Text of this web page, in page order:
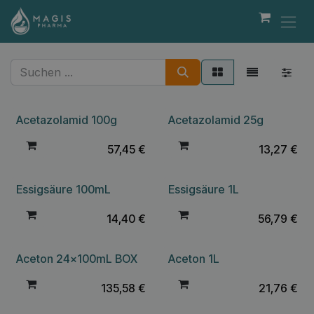
Zum Inhalt springen
Acetazolamid 100g
57,45€
Acetazolamid 25g
13,27 €
Essigsäure 100mL
14,40€
Essigsäure 1L
56,79 €
Aceton 24x100mL BOX
135,58 €
Aceton 1L
21,76 €